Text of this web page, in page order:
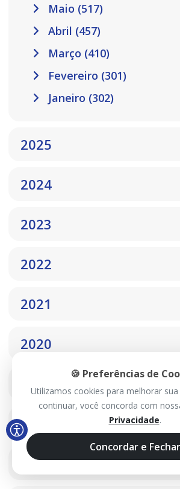
Maio (517)
Abril (457)
Março (410)
Fevereiro (301)
Janeiro (302)
2025
2024
2023
2022
2021
2020
2019
2018
2017
🍪 Preferências de
Utilizamos cookies para melhorar sua
continuar, você concorda com
Privacidade.
Concordar e Fechar